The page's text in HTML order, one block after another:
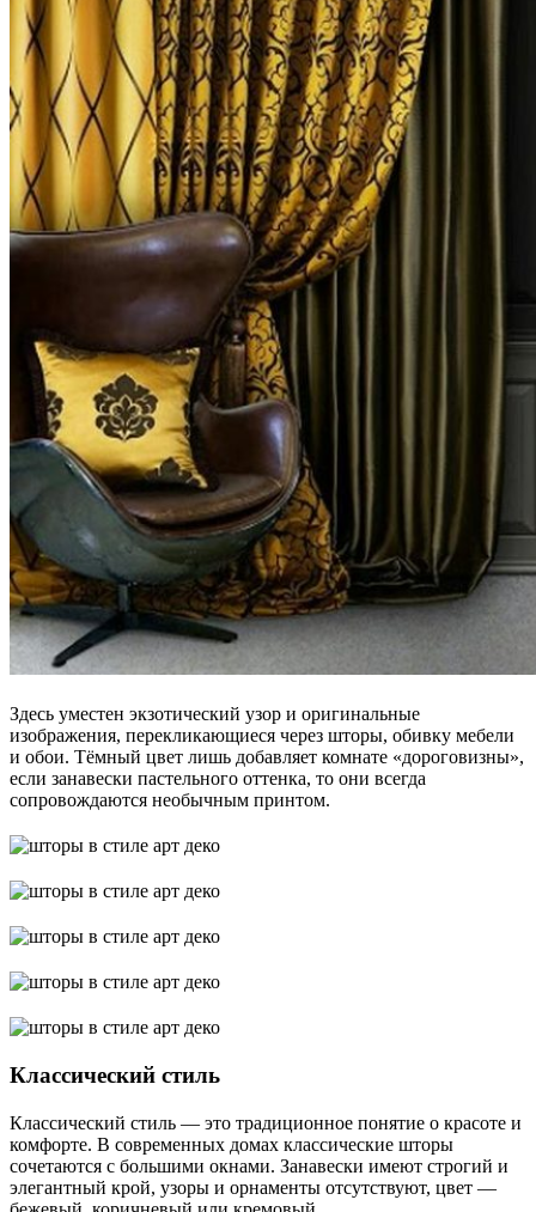
Здесь уместен экзотический узор и оригинальные
изображения, перекликающиеся через шторы, обивку мебели
и обои. Тёмный цвет лишь добавляет комнате «дороговизны»,
если занавески пастельного оттенка, то они всегда
сопровождаются необычным принтом.
Классический стиль
Классический стиль ― это традиционное понятие о красоте и
комфорте. В современных домах классические шторы
сочетаются с большими окнами. Занавески имеют строгий и
элегантный крой, узоры и орнаменты отсутствуют, цвет ―